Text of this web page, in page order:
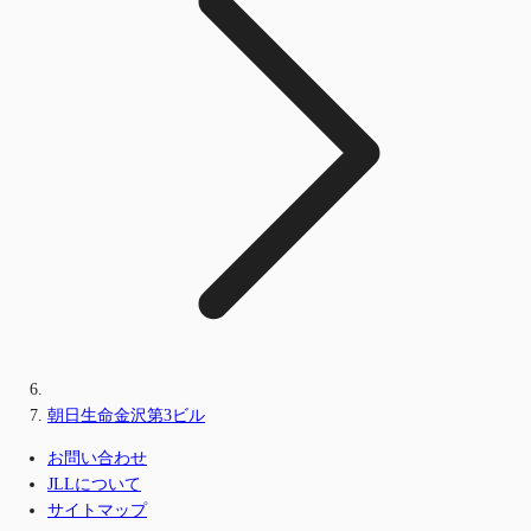
朝日生命金沢第3ビル
お問い合わせ
JLLについて
サイトマップ